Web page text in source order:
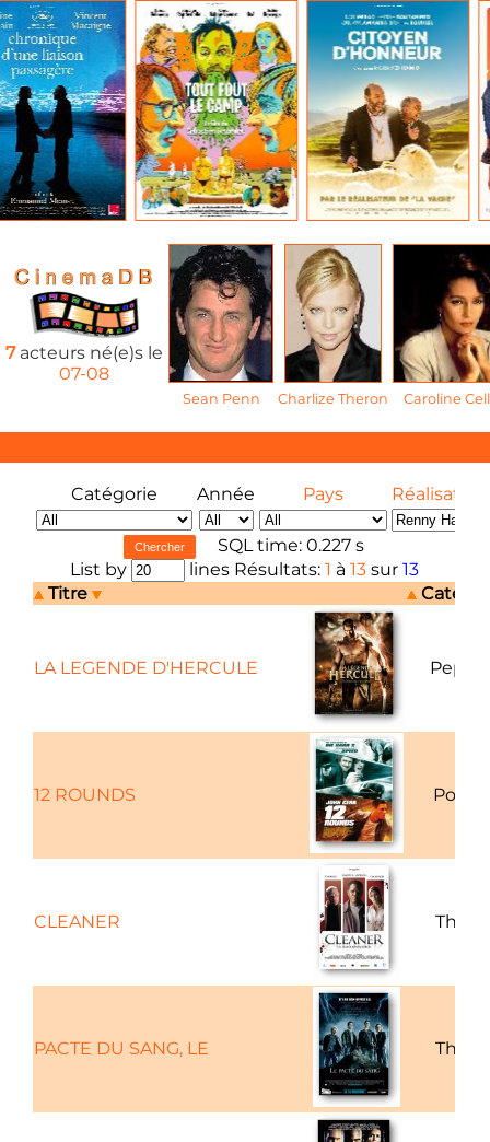
7acteurs né(e)s le
07-08
Sean Penn Charlize Theron Caroline
Catégorie Année Pays Réalisateur
SQL time: 0.227 s
List by
lines Résultats: 1 à 13sur 13
Titre
LA LEGENDE D'HERCULE
12 ROUNDS
CLEANER
PACTE DU SANG, LE